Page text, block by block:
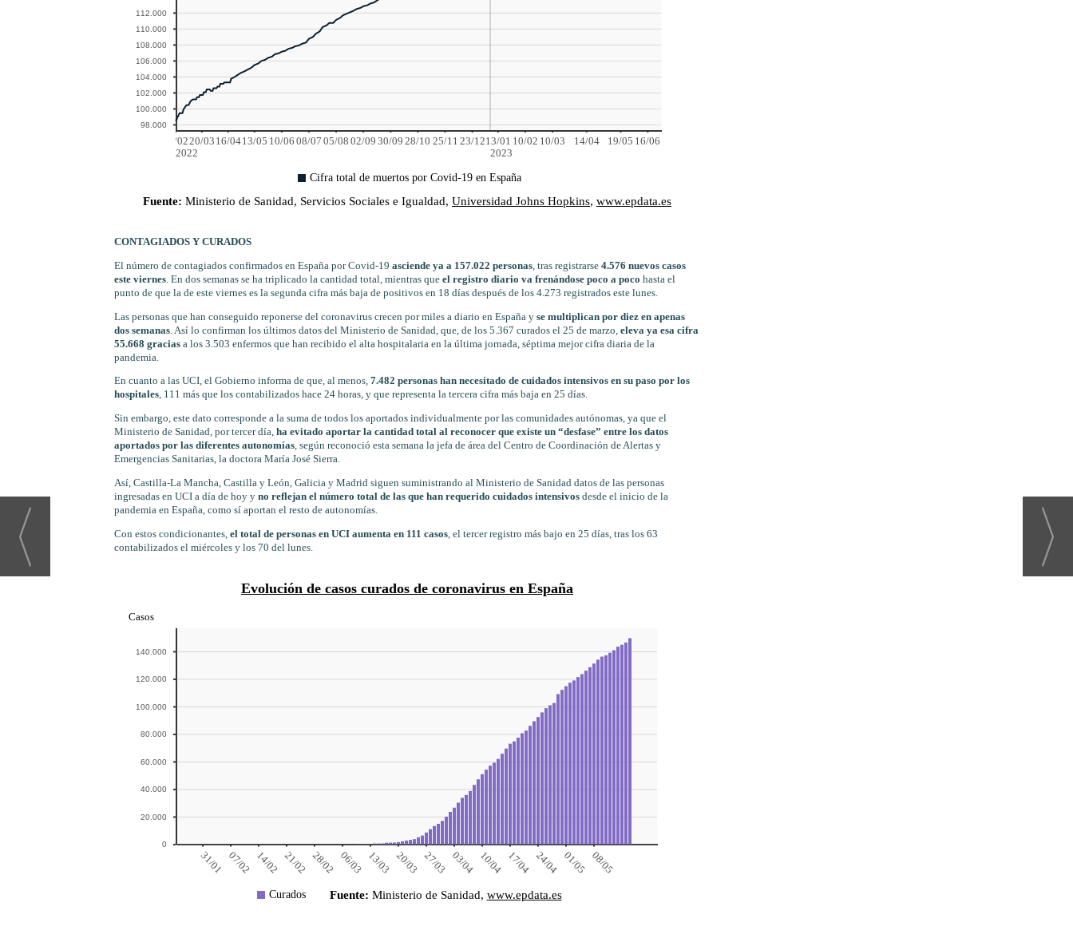
CONTAGIADOS Y CURADOS
El número de contagiados confirmados en España por Covid-19 asciende ya a 157.022 personas, tras registrarse 4.576 nuevos casos
este viernes. En dos semanas se ha triplicado la cantidad total, mientras que el registro diario va frenándose poco a poco hasta el
punto de que la de este viernes es la segunda cifra más baja de positivos en 18 días después de los 4.273 registrados este lunes.
Las personas que han conseguido reponerse del coronavirus crecen por miles a diario en España y se multiplican por diez en apenas
dos semanas. Así lo confirman los últimos datos del Ministerio de Sanidad, que, de los 5.367 curados el 25 de marzo, eleva ya esa cifra
55.668 graciasa los 3.503 enfermos que han recibido el alta hospitalaria en la última jornada, séptima mejor cifra diaria de la
pandemia.
En cuanto a las UCI, el Gobierno informa de que, al menos, 7.482 personas han necesitado de cuidados intensivos en su paso por los
hospitales, 111 más que los contabilizados hace 24 horas, y que representa la tercera cifra más baja en 25 días.
Sin embargo, este dato corresponde a la suma de todos los aportados individualmente por las comunidades autónomas, ya que el
Ministerio de Sanidad, por tercer día, ha evitado aportar la cantidad total al reconocer que existe un “desfase” entre los datos
aportados por las diferentes autonomías, según reconoció esta semana la jefa de área del Centro de Coordinación de Alertas y
Emergencias Sanitarias, la doctora María José Sierra.
Así, Castilla-La Mancha, Castilla y León, Galicia y Madrid siguen suministrando al Ministerio de Sanidad datos de las personas
ingresadas en UCI a día de hoy y no reflejan el número total de las que han requerido cuidados intensivosdesde el inicio de la
pandemia en España, como sí aportan el resto de autonomías.
Con estos condicionantes, el total de personas en UCI aumenta en 111 casos, el tercer registro más bajo en 25 días, tras los 63
contabilizados el miércoles y los 70 del lunes.